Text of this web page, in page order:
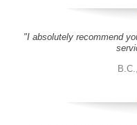
"I absolutely recommend